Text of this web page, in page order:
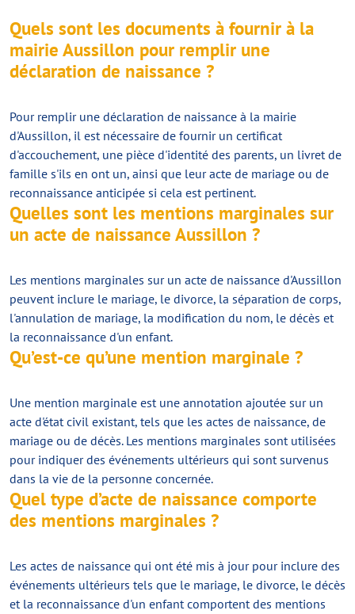
Quels sont les documents à fournir à la
mairie Aussillon pour remplir une
déclaration de naissance ?
Pour remplir une déclaration de naissance à la mairie
d'Aussillon, il est nécessaire de fournir un certificat
d'accouchement, une pièce d'identité des parents, un livret de
famille s'ils en ont un, ainsi que leur acte de mariage ou de
reconnaissance anticipée si cela est pertinent.
Quelles sont les mentions marginales sur
un acte de naissance Aussillon ?
Les mentions marginales sur un acte de naissance d'Aussillon
peuvent inclure le mariage, le divorce, la séparation de corps,
l'annulation de mariage, la modification du nom, le décès et
la reconnaissance d'un enfant.
Qu’est-ce qu’une mention marginale ?
Une mention marginale est une annotation ajoutée sur un
acte d'état civil existant, tels que les actes de naissance, de
mariage ou de décès. Les mentions marginales sont utilisées
pour indiquer des événements ultérieurs qui sont survenus
dans la vie de la personne concernée.
Quel type d’acte de naissance comporte
des mentions marginales ?
Les actes de naissance qui ont été mis à jour pour inclure des
événements ultérieurs tels que le mariage, le divorce, le décès
et la reconnaissance d'un enfant comportent des mentions